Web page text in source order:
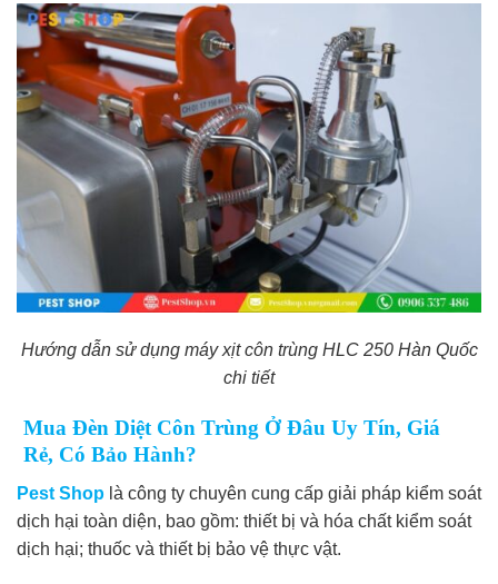
Hướng dẫn sử dụng máy xịt côn trùng HLC 250 Hàn Quốc
chi tiết
Mua Đèn Diệt Côn Trùng Ở Đâu Uy Tín, Giá
Rẻ, Có Bảo Hành?
Pest Shop là công ty chuyên cung cấp giải pháp kiểm soát
dịch hại toàn diện, bao gồm: thiết bị và hóa chất kiểm soát
dịch hại; thuốc và thiết bị bảo vệ thực vật.